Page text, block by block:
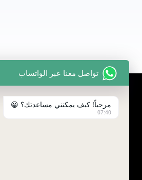
الكتالوج
تواصل معنا عبر الواتساب
مرحباً! كيف يمكنني مساعدتك؟ 😀
07:40